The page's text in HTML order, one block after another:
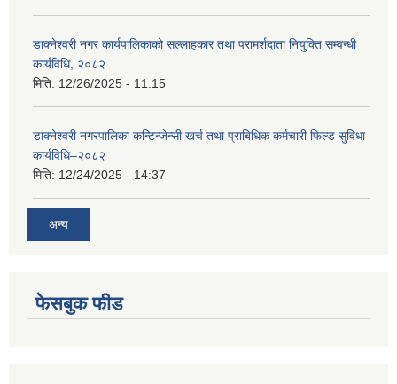
डाक्नेश्वरी नगर कार्यपालिकाको सल्लाहकार तथा परामर्शदाता नियुक्ति सम्वन्धी
कार्यविधि, २०८२
मिति: 12/26/2025 - 11:15
डाक्नेश्वरी नगरपालिका कन्टिन्जेन्सी खर्च तथा प्राबिधिक कर्मचारी फिल्ड सुविधा
कार्यविधि–२०८२
मिति: 12/24/2025 - 14:37
अन्य
फेसबुक फीड